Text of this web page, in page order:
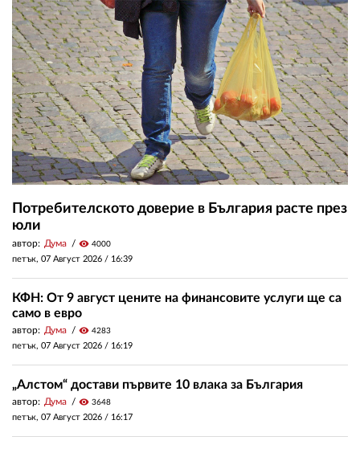
Потребителското доверие в България расте през
юли
автор: Дума visibility 4000
петък, 07 Август 2026 / 16:39
КФН: От 9 август цените на финансовите услуги ще са
само в евро
автор: Дума visibility 4283
петък, 07 Август 2026 / 16:19
„Алстом“ достави първите 10 влака за България
автор: Дума visibility 3648
петък, 07 Август 2026 / 16:17